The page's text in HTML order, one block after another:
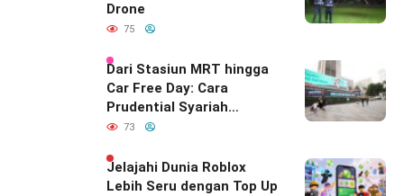
Drone
75
Dari Stasiun MRT hingga
Car Free Day: Cara
Prudential Syariah
Merayakan yang Nomor
Indonesia
73
Jelajahi Dunia Roblox
Lebih Seru dengan Top Up